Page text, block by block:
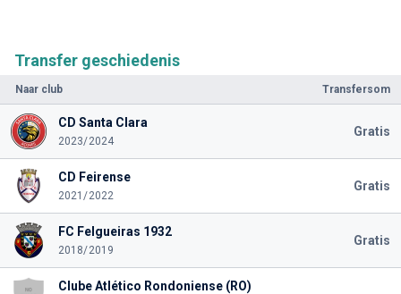
Transfer geschiedenis
Naar club Transfersom
CD Santa Clara
2023/2024
Gratis
CD Feirense
2021/2022
Gratis
FC Felgueiras 1932
2018/2019
Gratis
Clube Atlético Rondoniense (RO)